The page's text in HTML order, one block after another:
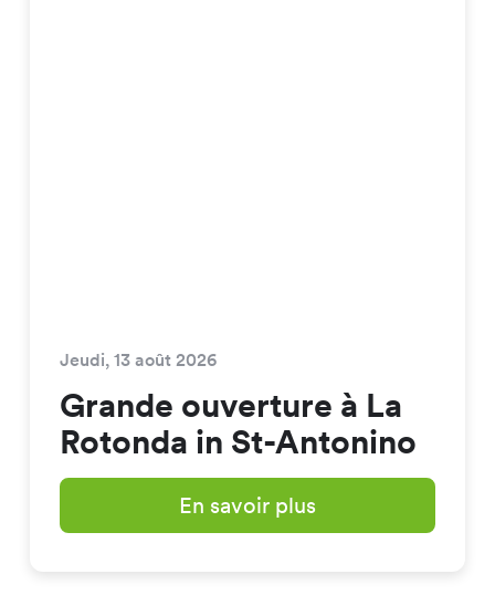
Jeudi, 13 août 2026
Grande ouverture à La
Rotonda in St-Antonino
En savoir plus